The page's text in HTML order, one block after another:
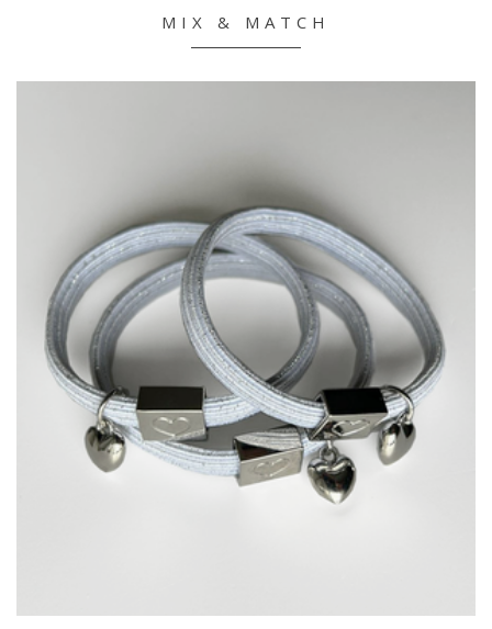
MIX & MATCH